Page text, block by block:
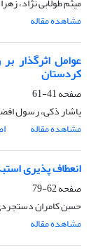
مشاهده مقاله
عوامل اثرگذار
کردستان
صفحه41-61
یاشار ذکی، رسول
مشاهده مقاله
انعطاف پذیری
صفحه62-79
حسن کامران
مشاهده مقاله